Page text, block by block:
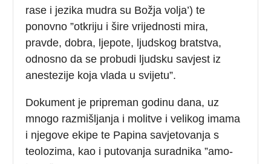
rase i jezika mudra su Božja volja’) te
ponovno ”otkriju i šire vrijednosti mira,
pravde, dobra, ljepote, ljudskog bratstva,
odnosno da se probudi ljudsku savjest iz
anestezije koja vlada u svijetu”.
Dokument je pripreman godinu dana, uz
mnogo razmišljanja i molitve i velikog imama
i njegove ekipe te Papina savjetovanja s
teolozima, kao i putovanja suradnika ”amo-